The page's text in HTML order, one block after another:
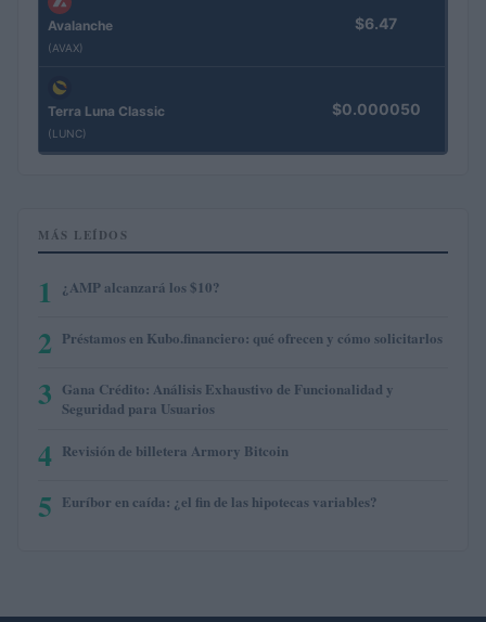
Avalanche
(AVAX)
$6.47
Terra Luna Classic
(LUNC)
$0.000050
MÁS LEÍDOS
1 ¿AMP alcanzará los $10?
2 Préstamos en Kubo.financiero: qué ofrecen y cómo solicitarlos
3 Gana Crédito: Análisis Exhaustivo de Funcionalidad y
Seguridad para Usuarios
4 Revisión de billetera Armory Bitcoin
5 Euríbor en caída: ¿el fin de las hipotecas variables?